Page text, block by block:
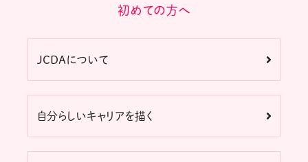
初めての方へ
JCDAについて
自分らしいキャリアを描く